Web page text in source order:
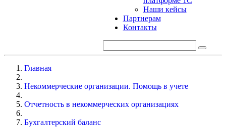
Наши кейсы
Партнерам
Контакты
Главная
Некоммерческие организации. Помощь в учете
Отчетность в некоммерческих организациях
Бухгалтерский баланс